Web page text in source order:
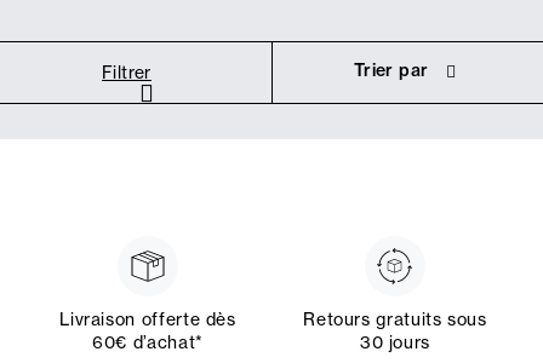
Filtrer Trier par
Livraison offerte dès
60€ d’achat*
Retours gratuits sous
30 jours